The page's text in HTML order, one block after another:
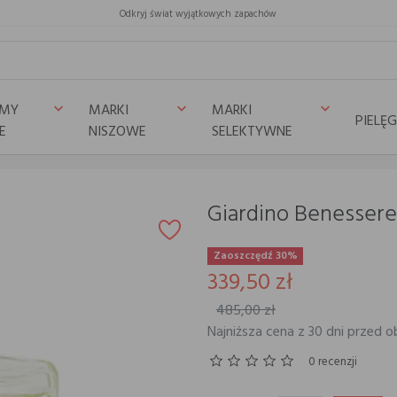
Odkryj świat wyjątkowych zapachów
keyboard_arrow_down
MARKI
NISZOWE
keyboard_arrow_down
MARKI
SELEKTYWNE
keyboard_arrow_down
Giardino
Zaoszczędź 30%
339,50 zł
485,00 zł
Najniższa cena z 30 dni przed
0 recenzji